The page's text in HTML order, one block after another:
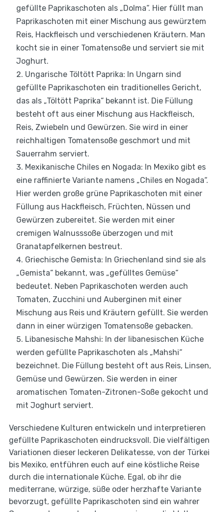
gefüllte Paprikaschoten als „Dolma“. Hier füllt man
Paprikaschoten mit einer Mischung aus gewürztem
Reis, Hackfleisch und verschiedenen Kräutern. Man
kocht sie in einer Tomatensoße und serviert sie mit
Joghurt.
Ungarische Töltött Paprika: In Ungarn sind
gefüllte Paprikaschoten ein traditionelles Gericht,
das als „Töltött Paprika“ bekannt ist. Die Füllung
besteht oft aus einer Mischung aus Hackfleisch,
Reis, Zwiebeln und Gewürzen. Sie wird in einer
reichhaltigen Tomatensoße geschmort und mit
Sauerrahm serviert.
Mexikanische Chiles en Nogada: In Mexiko gibt es
eine raffinierte Variante namens „Chiles en Nogada“.
Hier werden große grüne Paprikaschoten mit einer
Füllung aus Hackfleisch, Früchten, Nüssen und
Gewürzen zubereitet. Sie werden mit einer
cremigen Walnusssoße überzogen und mit
Granatapfelkernen bestreut.
Griechische Gemista: In Griechenland sind sie als
„Gemista“ bekannt, was „gefülltes Gemüse“
bedeutet. Neben Paprikaschoten werden auch
Tomaten, Zucchini und Auberginen mit einer
Mischung aus Reis und Kräutern gefüllt. Sie werden
dann in einer würzigen Tomatensoße gebacken.
Libanesische Mahshi: In der libanesischen Küche
werden gefüllte Paprikaschoten als „Mahshi“
bezeichnet. Die Füllung besteht oft aus Reis, Linsen,
Gemüse und Gewürzen. Sie werden in einer
aromatischen Tomaten-Zitronen-Soße gekocht und
mit Joghurt serviert.
Verschiedene Kulturen entwickeln und interpretieren
gefüllte Paprikaschoten eindrucksvoll. Die vielfältigen
Variationen dieser leckeren Delikatesse, von der Türkei
bis Mexiko, entführen euch auf eine köstliche Reise
durch die internationale Küche. Egal, ob ihr die
mediterrane, würzige, süße oder herzhafte Variante
bevorzugt, gefüllte Paprikaschoten sind ein wahrer